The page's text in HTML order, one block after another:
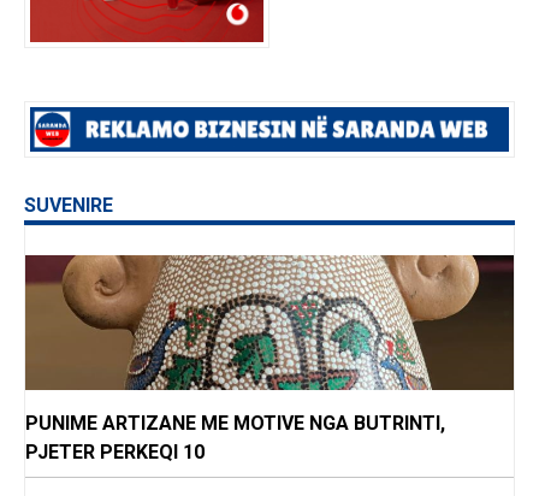
SUVENIRE
PUNIME ARTIZANE ME MOTIVE NGA BUTRINTI,
PJETER PERKEQI 10